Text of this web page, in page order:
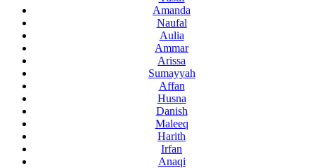
Amanda
Naufal
Aulia
Ammar
Arissa
Sumayyah
Affan
Husna
Danish
Maleeq
Harith
Irfan
Anaqi